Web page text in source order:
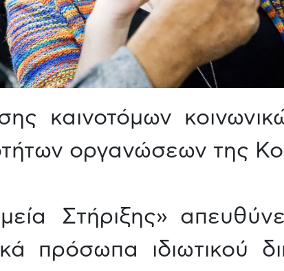
καινοτόμων
οργανώσεων της
Στήριξης»
πρόσωπα ιδιωτικού